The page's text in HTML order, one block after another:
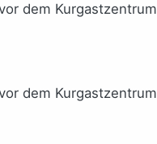
dem Kurgastzentrum
dem Kurgastzentrum